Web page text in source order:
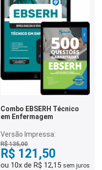
Combo EBSERH Técnico
em Enfermagem
Versão Impressa:
R$ 135,00
R$ 121,50
ou 10x de R$ 12,15 sem juros